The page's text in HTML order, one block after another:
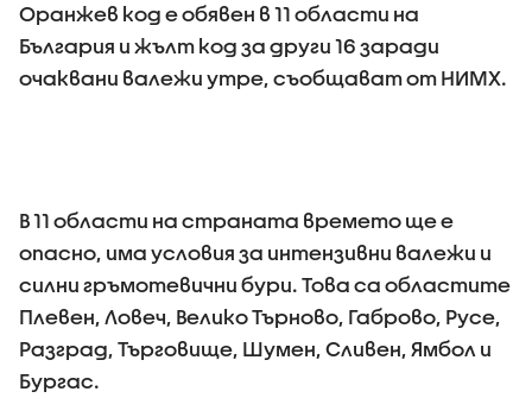
Оранжев код е обявен в 11 области на
България и жълт код за други 16 заради
очаквани валежи утре, съобщават от НИМХ.
В 11 области на страната времето ще е
опасно, има условия за интензивни валежи и
силни гръмотевични бури. Това са областите
Плевен, Ловеч, Велико Търново, Габрово, Русе,
Разград, Търговище, Шумен, Сливен, Ямбол и
Бургас.